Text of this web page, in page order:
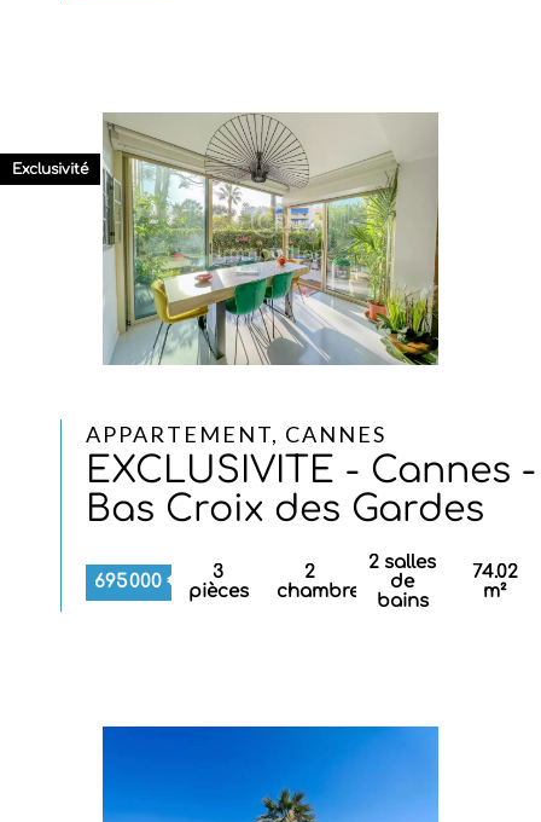
APPARTEMENT, CANNES
EXCLUSIVITE - Cannes -
Bas Croix des Gardes
695 000 €
3
pièces
2
chambres
2 salles
de
bains
74.02
m²
Exclusivité